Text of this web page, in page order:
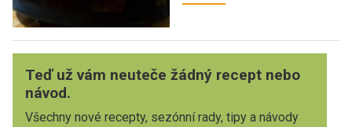
Teď už vám neuteče žádný recept nebo
návod.
Všechny nové recepty, sezónní rady, tipy a návody